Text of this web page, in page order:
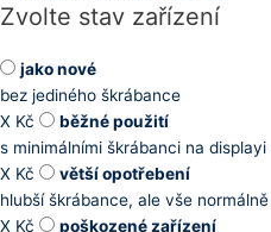
Zvolte stav zařízení
jako nové
bez jediného škrábance
X Kč
běžné použití
s minimálními škrábanci na
X Kč
větší opotřebení
hlubší škrábance, ale vše
X Kč
poškozené zařízení